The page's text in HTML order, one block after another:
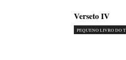
Verseto IV
PEQUENO LIVRO DO